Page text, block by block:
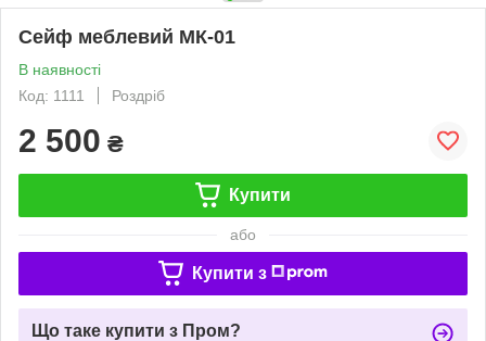
Сейф меблевий МК-01
В наявності
Код: 1111
Роздріб
2 500 ₴
Купити
або
Купити з
Що таке купити з Пром?